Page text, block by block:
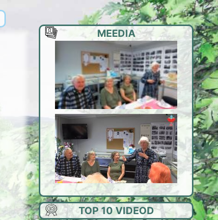
MEEDIA
TOP 10 VIDEOD